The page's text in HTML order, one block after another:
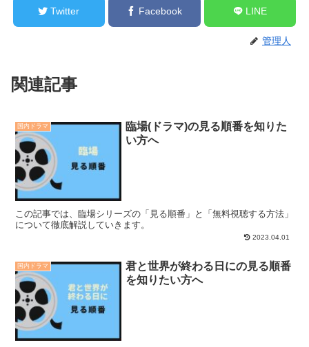
Twitter Facebook LINE
管理人
関連記事
国内ドラマ
臨場(ドラマ)の見る順番を知りた
い方へ
この記事では、臨場シリーズの「見る順番」と「無料視聴する方法」
について徹底解説していきます。
2023.04.01
国内ドラマ
君と世界が終わる日にの見る順番
を知りたい方へ